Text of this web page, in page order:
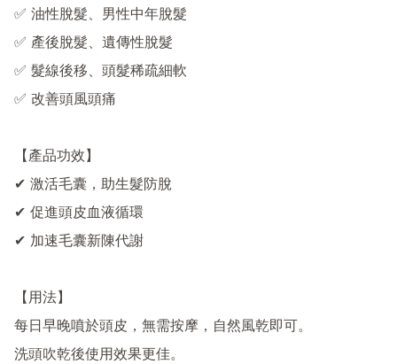
✅ 油性脫髮、男性中年脫髮
✅ 產後脫髮、遺傳性脫髮
✅ 髮線後移、頭髮稀疏細軟
✅ 改善頭風頭痛
【產品功效】
✔ 激活毛囊，助生髮防脫
✔ 促進頭皮血液循環
✔ 加速毛囊新陳代謝
【用法】
每日早晚噴於頭皮，無需按摩，自然風乾即可。
洗頭吹乾後使用效果更佳。